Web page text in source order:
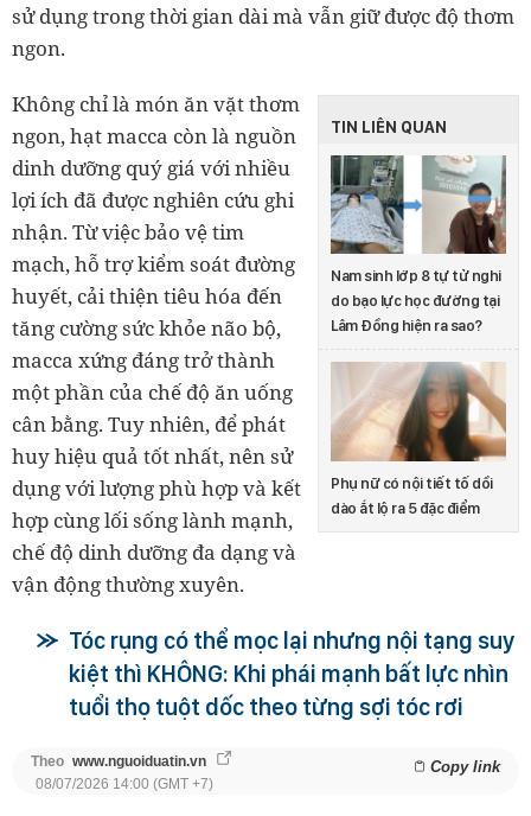
sử dụng trong thời gian dài mà vẫn giữ được độ thơm
ngon.
TIN LIÊN QUAN
Nam sinh lớp 8 tự tử nghi
do bạo lực học đường tại
Lâm Đồng hiện ra sao?
Phụ nữ có nội tiết tố dồi
dào ắt lộ ra 5 đặc điểm
Không chỉ là món ăn vặt thơm
ngon, hạt macca còn là nguồn
dinh dưỡng quý giá với nhiều
lợi ích đã được nghiên cứu ghi
nhận. Từ việc bảo vệ tim
mạch, hỗ trợ kiểm soát đường
huyết, cải thiện tiêu hóa đến
tăng cường sức khỏe não bộ,
macca xứng đáng trở thành
một phần của chế độ ăn uống
cân bằng. Tuy nhiên, để phát
huy hiệu quả tốt nhất, nên sử
dụng với lượng phù hợp và kết
hợp cùng lối sống lành mạnh,
chế độ dinh dưỡng đa dạng và
vận động thường xuyên.
Tóc rụng có thể mọc lại nhưng nội tạng suy
kiệt thì KHÔNG: Khi phái mạnh bất lực nhìn
tuổi thọ tuột dốc theo từng sợi tóc rơi
Theo www.nguoiduatin.vn Copy link
08/07/2026 14:00 (GMT +7)